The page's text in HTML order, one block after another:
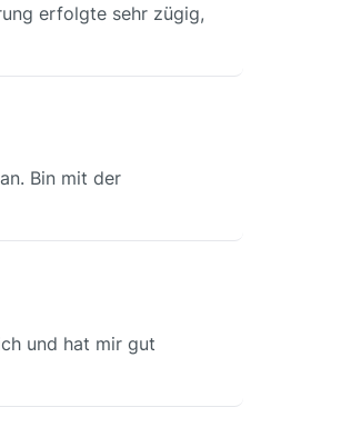
erfolgte sehr zügig,
Bin mit der
und hat mir gut